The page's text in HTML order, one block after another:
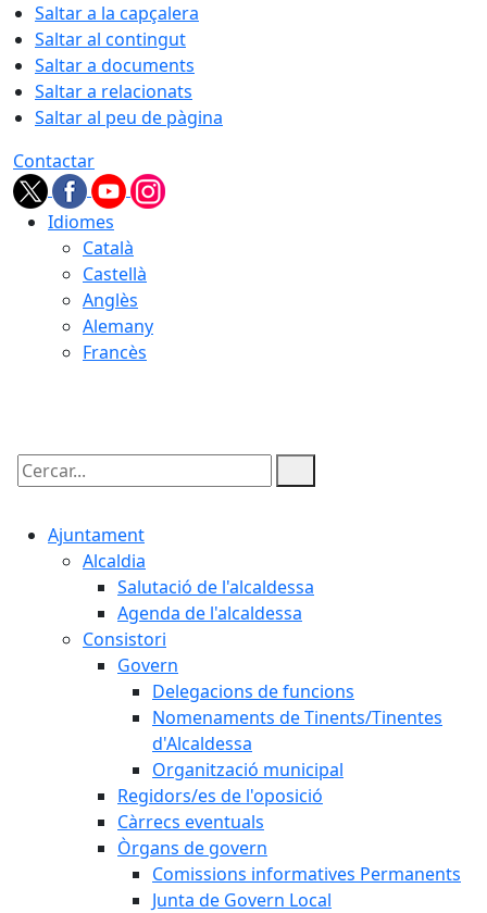
Saltar a la capçalera
Saltar al contingut
Saltar a documents
Saltar a relacionats
Saltar al peu de pàgina
Contactar
Idiomes
Català
Castellà
Anglès
Alemany
Francès
Cercar:
Ajuntament
Alcaldia
Salutació de l'alcaldessa
Agenda de l'alcaldessa
Consistori
Govern
Delegacions de funcions
Nomenaments de Tinents/Tinentes
d'Alcaldessa
Organització municipal
Regidors/es de l'oposició
Càrrecs eventuals
Òrgans de govern
Comissions informatives Permanents
Junta de Govern Local